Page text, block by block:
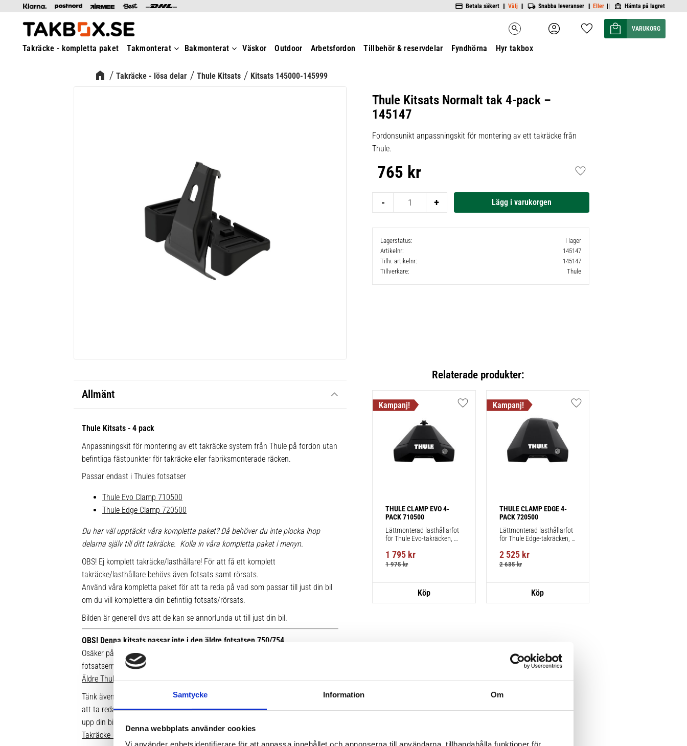
Samtycke Information Om
Denna webbplats använder cookies
Betala säkert || Välj || Snabba leveranser || Eller || Hämta på lagret
search Favoriter
Kundvagn
Takräcke - kompletta paket Takmonterat Bakmonterat Väskor Outdoor Arbetsfordon Tillbehör & reservdelar Fyndhörna Hyr takbox
Takräcke - lösa delar Thule Kitsats Kitsats 145000-145999
Thule Kitsats Normalt tak 4-pack –
145147
Fordonsunikt anpassningskit för montering av ett takräcke från
Thule.
765 kr
+
-
Lägg till i favoriter
Lagerstatus
I lager
Artikelnr
145147
Tillv. artikelnr
145147
Tillverkare
Thule
Allmänt
Thule Kitsats - 4 pack
Anpassningskit för montering av ett takräcke system från Thule på fordon utan
befintliga fästpunkter för takräcke eller fabriksmonterade räcken.
Passar endast i Thules fotsatser
Thule Evo Clamp 710500
Thule Edge Clamp 720500
Du har väl upptäckt våra kompletta paket? Då behöver du inte plocka ihop
delarna själv till ditt takräcke. Kolla in våra kompletta paket i menyn.
OBS! Ej komplett takräcke/lasthållare! För att få ett komplett
takräcke/lasthållare behövs även fotsats samt rörsats.
Använd våra kompletta paket för att ta reda på vad som passar till just din bil
om du vill komplettera din befintlig fotsats/rörsats.
Bilden är generell dvs att de kan se annorlunda ut till just din bil.
OBS! Denna kitsats passar inte i den äldre fotsatsen 750/754.
Osäker på vilken fot du har sedan tidigare? Här kan du se bilder på de äldre
fotsatserna:
Äldre Thule fotsatser som inte går att komplettera med nya kitsatser >>
Tänk även på att dina rör över taket behöver vara i rätt längd. Enklaste sättet
att ta reda på vilken längd du ska ha är att gå till våra kompletta paket, leta
upp din bil. Där ser du enkelt vilken längd som passar.
Takräcke - kompletta paket >>
Relaterade produkter:
THULE CLAMP EVO 4-
PACK 710500
Lättmonterad lasthållarfot
för Thule Evo-takräcken,
fästpunkter för takräcke
eller fabriksmonterade
1 795 kr
1 975kr
Lägg till i favoriter
THULE CLAMP EDGE 4-
PACK 720500
Lättmonterad lasthållarfot
för Thule Edge-takräcken,
fästpunkter för takräcke
eller fabriksmonterade
2 525kr
2 635kr
Lägg till i favoriter